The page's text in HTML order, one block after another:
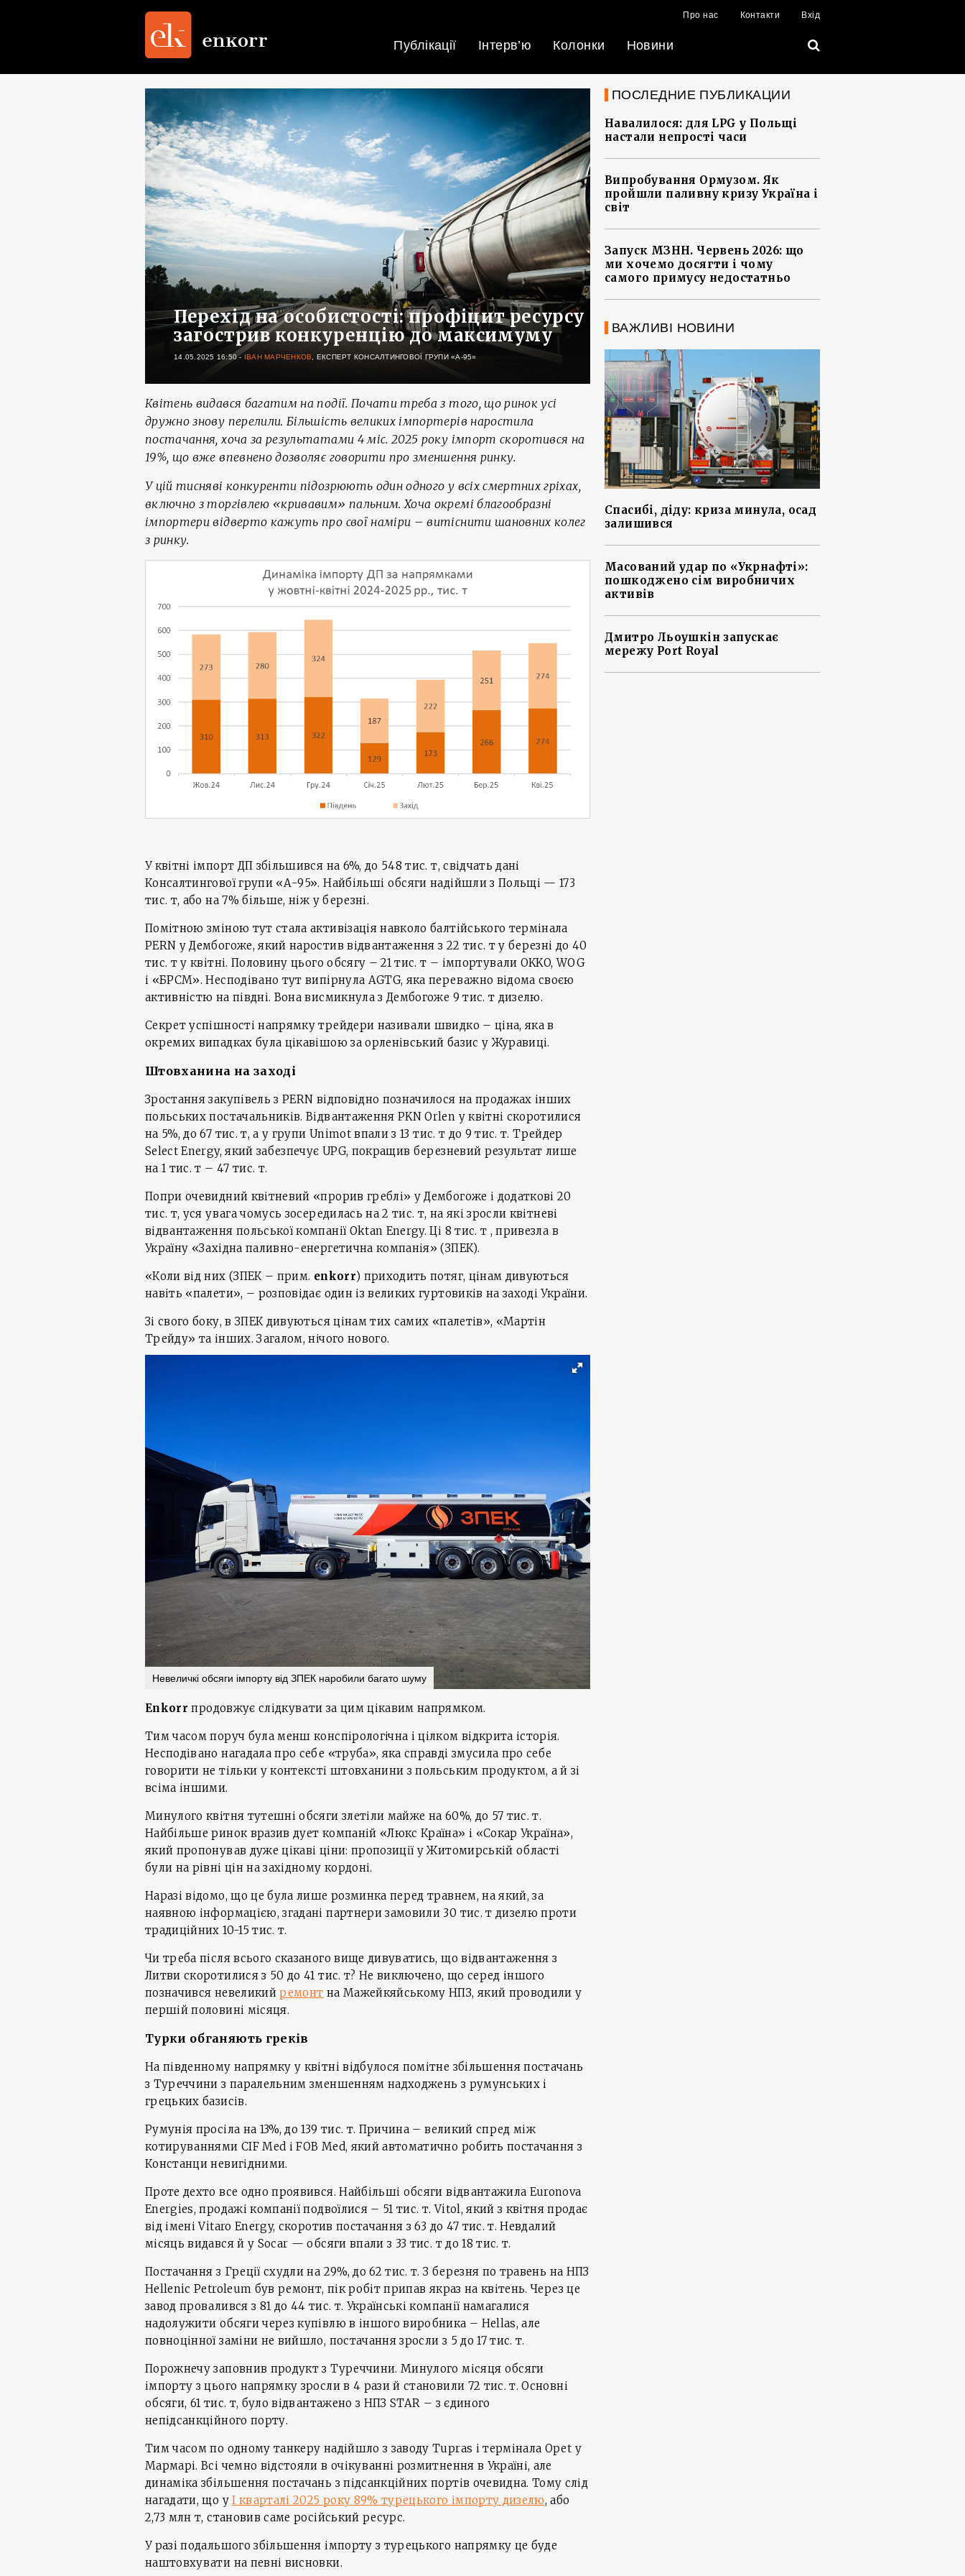
Про нас Контакти Вхід
Публікації Інтерв’ю Колонки Новини
Перехід на особистості: профіцит ресурсу
загострив конкуренцію до максимуму
14.05.2025 16:50- ІВАН МАРЧЕНКОВ, ЕКСПЕРТ КОНСАЛТИНГОВОЇ ГРУПИ «А-95»
Квітень видався багатим на події. Почати треба з того, що ринок усі
дружно знову перелили. Більшість великих імпортерів наростила
постачання, хоча за результатами 4 міс. 2025 року імпорт скоротився на
19%, що вже впевнено дозволяє говорити про зменшення ринку.
У цій тисняві конкуренти підозрюють один одного у всіх смертних гріхах,
включно з торгівлею «кривавим» пальним. Хоча окремі благообразні
імпортери відверто кажуть про свої наміри – витіснити шановних колег
з ринку.
У квітні імпорт ДП збільшився на 6%, до 548 тис. т, свідчать дані
Консалтингової групи «А-95». Найбільші обсяги надійшли з Польщі — 173
тис. т, або на 7% більше, ніж у березні.
Помітною зміною тут стала активізація навколо балтійського термінала
PERN у Дембогоже, який наростив відвантаження з 22 тис. т у березні до 40
тис. т у квітні. Половину цього обсягу – 21 тис. т – імпортували OKKO, WOG
і «БРСМ». Несподівано тут випірнула AGTG, яка переважно відома своєю
активністю на півдні. Вона висмикнула з Дембогоже 9 тис. т дизелю.
Секрет успішності напрямку трейдери називали швидко – ціна, яка в
окремих випадках була цікавішою за орленівський базис у Журавиці.
Штовханина на заході
Зростання закупівель з PERN відповідно позначилося на продажах інших
польських постачальників. Відвантаження PKN Orlen у квітні скоротилися
на 5%, до 67 тис. т, а у групи Unimot впали з 13 тис. т до 9 тис. т. Трейдер
Select Energy, який забезпечує UPG, покращив березневий результат лише
на 1 тис. т – 47 тис. т.
Попри очевидний квітневий «прорив греблі» у Дембогоже і додаткові 20
тис. т, уся увага чомусь зосередилась на 2 тис. т, на які зросли квітневі
відвантаження польської компанії Oktan Energy. Ці 8 тис. т , привезла в
Україну «Західна паливно-енергетична компанія» (ЗПЕК).
«Коли від них (ЗПЕК – прим. enkorr) приходить потяг, цінам дивуються
навіть «палети», – розповідає один із великих гуртовиків на заході України.
Зі свого боку, в ЗПЕК дивуються цінам тих самих «палетів», «Мартін
Трейду» та інших. Загалом, нічого нового.
Невеличкі обсяги імпорту від ЗПЕК наробили багато шуму
Enkorr продовжує слідкувати за цим цікавим напрямком.
Тим часом поруч була менш конспірологічна і цілком відкрита історія.
Несподівано нагадала про себе «труба», яка справді змусила про себе
говорити не тільки у контексті штовханини з польським продуктом, а й зі
всіма іншими.
Минулого квітня тутешні обсяги злетіли майже на 60%, до 57 тис. т.
Найбільше ринок вразив дует компаній «Люкс Країна» і «Сокар Україна»,
який пропонував дуже цікаві ціни: пропозиції у Житомирській області
були на рівні цін на західному кордоні.
Наразі відомо, що це була лише розминка перед травнем, на який, за
наявною інформацією, згадані партнери замовили 30 тис. т дизелю проти
традиційних 10-15 тис. т.
Чи треба після всього сказаного вище дивуватись, що відвантаження з
Литви скоротилися з 50 до 41 тис. т? Не виключено, що серед іншого
позначився невеликийремонт на Мажейкяйському НПЗ, який проводили у
першій половині місяця.
Турки обганяють греків
На південному напрямку у квітні відбулося помітне збільшення постачань
з Туреччини з паралельним зменшенням надходжень з румунських і
грецьких базисів.
Румунія просіла на 13%, до 139 тис. т. Причина – великий спред між
котируваннями CIF Med і FOB Med, який автоматично робить постачання з
Констанци невигідними.
Проте дехто все одно проявився. Найбільші обсяги відвантажила Euronova
Energies, продажі компанії подвоїлися – 51 тис. т. Vitol, який з квітня продає
від імені Vitaro Energy, скоротив постачання з 63 до 47 тис. т. Невдалий
місяць видався й у Socar — обсяги впали з 33 тис. т до 18 тис. т.
Постачання з Греції схудли на 29%, до 62 тис. т. З березня по травень на НПЗ
Hellenic Petroleum був ремонт, пік робіт припав якраз на квітень. Через це
завод провалився з 81 до 44 тис. т. Українські компанії намагалися
надолужити обсяги через купівлю в іншого виробника – Hellas, але
повноцінної заміни не вийшло, постачання зросли з 5 до 17 тис. т.
Порожнечу заповнив продукт з Туреччини. Минулого місяця обсяги
імпорту з цього напрямку зросли в 4 рази й становили 72 тис. т. Основні
обсяги, 61 тис. т, було відвантажено з НПЗ STAR – з єдиного
непідсанкційного порту.
Тим часом по одному танкеру надійшло з заводу Tupras і термінала Opet у
Мармарі. Всі чемно відстояли в очікуванні розмитнення в Україні, але
динаміка збільшення постачань з підсанкційних портів очевидна. Тому слід
нагадати, що уІ кварталі 2025 року 89% турецького імпорту дизелю, або
2,73 млн т, становив саме російський ресурс.
У разі подальшого збільшення імпорту з турецького напрямку це буде
наштовхувати на певні висновки.
ПОСЛЕДНИЕ ПУБЛИКАЦИИ
Навалилося: для LPG у Польщі
настали непрості часи
Випробування Ормузом. Як
пройшли паливну кризу Україна і
світ
Запуск МЗНН. Червень 2026: що
ми хочемо досягти і чому
самого примусу недостатньо
ВАЖЛИВІ НОВИНИ
Спасибі, діду: криза минула, осад
залишився
Масований удар по «Укрнафті»:
пошкоджено сім виробничих
активів
Дмитро Льоушкін запускає
мережу Port Royal